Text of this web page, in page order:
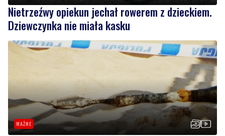
Nietrzeźwy opiekun jechał rowerem z dzieckiem.
Dziewczynka nie miała kasku
WAŻNE